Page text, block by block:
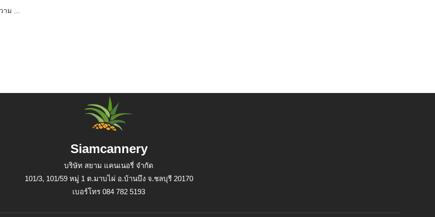
าม …
Siamcannery
บริษัท สยาม แคนเนอรี่ จำกัด
101/3, 101/59 หมู่ 1 ต.มาบไผ่ อ.บ้านบึง จ.ชลบุรี 20170
เบอร์โทร 084 782 5193